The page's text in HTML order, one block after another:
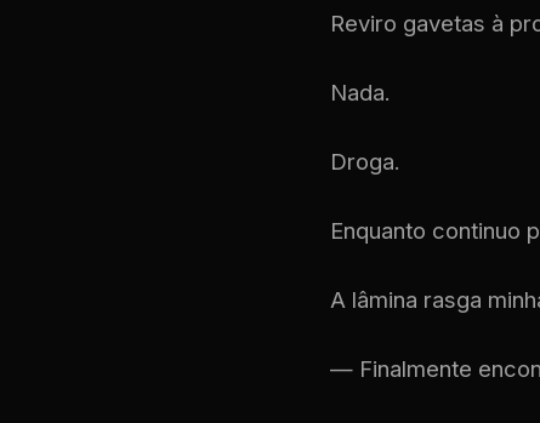
Reviro gavetas à
Nada.
Droga.
Enquanto continuo
A lâmina rasga
— Finalmente